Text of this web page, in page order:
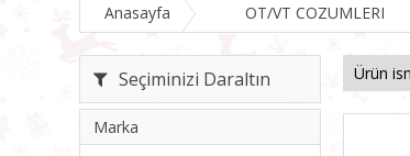
Anasayfa OT/VT COZUMLERI
Seçiminizi Daraltın
Marka